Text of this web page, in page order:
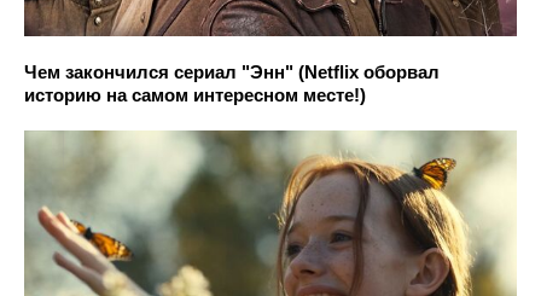
Чем закончился сериал "Энн" (Netflix оборвал
историю на самом интересном месте!)